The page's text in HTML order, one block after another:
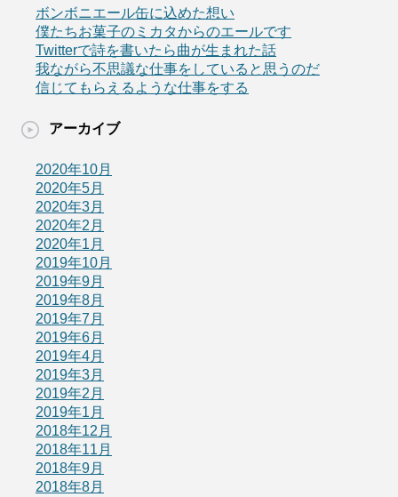
ボンボニエール缶に込めた想い
僕たちお菓子のミカタからのエールです
Twitterで詩を書いたら曲が生まれた話
我ながら不思議な仕事をしていると思うのだ
信じてもらえるような仕事をする
アーカイブ
2020年10月
2020年5月
2020年3月
2020年2月
2020年1月
2019年10月
2019年9月
2019年8月
2019年7月
2019年6月
2019年4月
2019年3月
2019年2月
2019年1月
2018年12月
2018年11月
2018年9月
2018年8月